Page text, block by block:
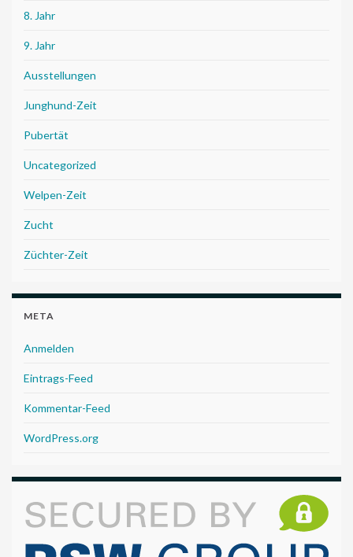
8. Jahr
9. Jahr
Ausstellungen
Junghund-Zeit
Pubertät
Uncategorized
Welpen-Zeit
Zucht
Züchter-Zeit
META
Anmelden
Eintrags-Feed
Kommentar-Feed
WordPress.org